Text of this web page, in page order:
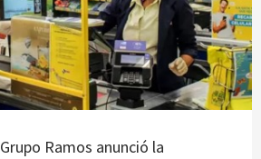
Grupo Ramos anunció la